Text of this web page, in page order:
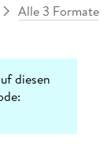
Alle 3 Formate
diesen